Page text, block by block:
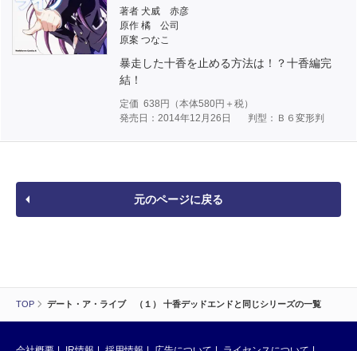
TOP デート・ア・ライブ （１） 十香デッドエンドと同じシリーズの一覧
著者 犬威 赤彦
原作 橘 公司
原案 つなこ
暴走した十香を止める方法は！？十香編完
結！
定価 638 円（本体580円＋税）
発売日：2014年12月26日
判型：Ｂ６変形判
元のページに戻る